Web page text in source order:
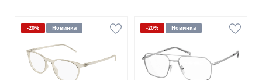
-20% Новинка -20% Новинка